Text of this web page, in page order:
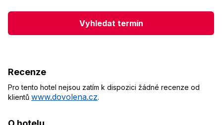
Vyhledat termín
Recenze
Pro tento hotel nejsou zatím k dispozici žádné recenze od
klientů www.dovolena.cz.